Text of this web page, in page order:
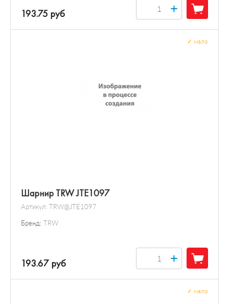
193.75 руб +
Шарнир TRW JTE1097
Артикул: TRW@JTE1097
Бренд: TRW
мало
193.67 руб +
мало